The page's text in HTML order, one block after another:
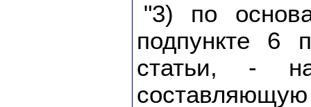
"3) по
подпункте 6
статьи, -